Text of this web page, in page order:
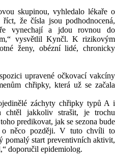
skupinou, vyhledalo lékaře o
že čísla jsou podhodnocená,
vynechají a jdou rovnou do
vysvětlil Kynčl. K rizikovým
ženy, obézní lidé, chronicky
upravené očkovací vakcíny
chřipky, která už se začala
záchyty chřipky typů A i
chtěl jakkoliv strašit, je trochu
predikovat, jak se sezona bude
o něco později. V tuto chvíli to
pomalý start preventivních aktivit,
doporučil epidemiolog.